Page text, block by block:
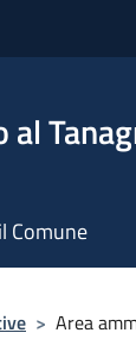
al
Comune
> Area